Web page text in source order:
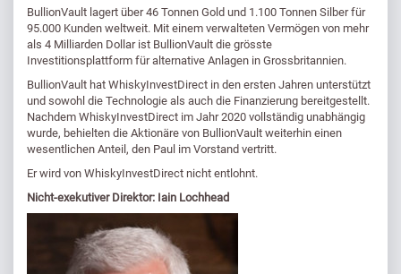
BullionVault lagert über 46 Tonnen Gold und 1.100 Tonnen Silber für
95.000 Kunden weltweit. Mit einem verwalteten Vermögen von mehr
als 4 Milliarden Dollar ist BullionVault die grösste
Investitionsplattform für alternative Anlagen in Grossbritannien.
BullionVault hat WhiskyInvestDirect in den ersten Jahren unterstützt
und sowohl die Technologie als auch die Finanzierung bereitgestellt.
Nachdem WhiskyInvestDirect im Jahr 2020 vollständig unabhängig
wurde, behielten die Aktionäre von BullionVault weiterhin einen
wesentlichen Anteil, den Paul im Vorstand vertritt.
Er wird von WhiskyInvestDirect nicht entlohnt.
Nicht-exekutiver Direktor: Iain Lochhead